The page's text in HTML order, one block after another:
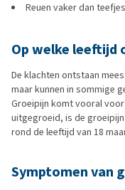
Reuen vaker dan teefjes
Op welke
De klachten ontstaan
maar kunnen in sommige
Groeipijn komt vooral
uitgegroeid, is de
rond de leeftijd van 18
Symptomen van